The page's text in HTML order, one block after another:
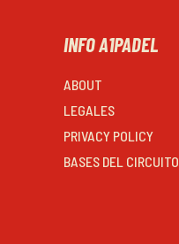
INFO A1PADEL
ABOUT
LEGALES
PRIVACY POLICY
BASES DEL CIRCUITO